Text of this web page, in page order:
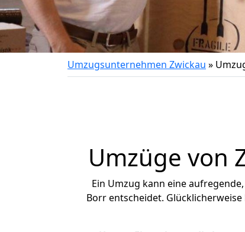
Umzugsunternehmen Zwickau »
Umzüge von
Ein Umzug kann eine
Borr entscheidet.